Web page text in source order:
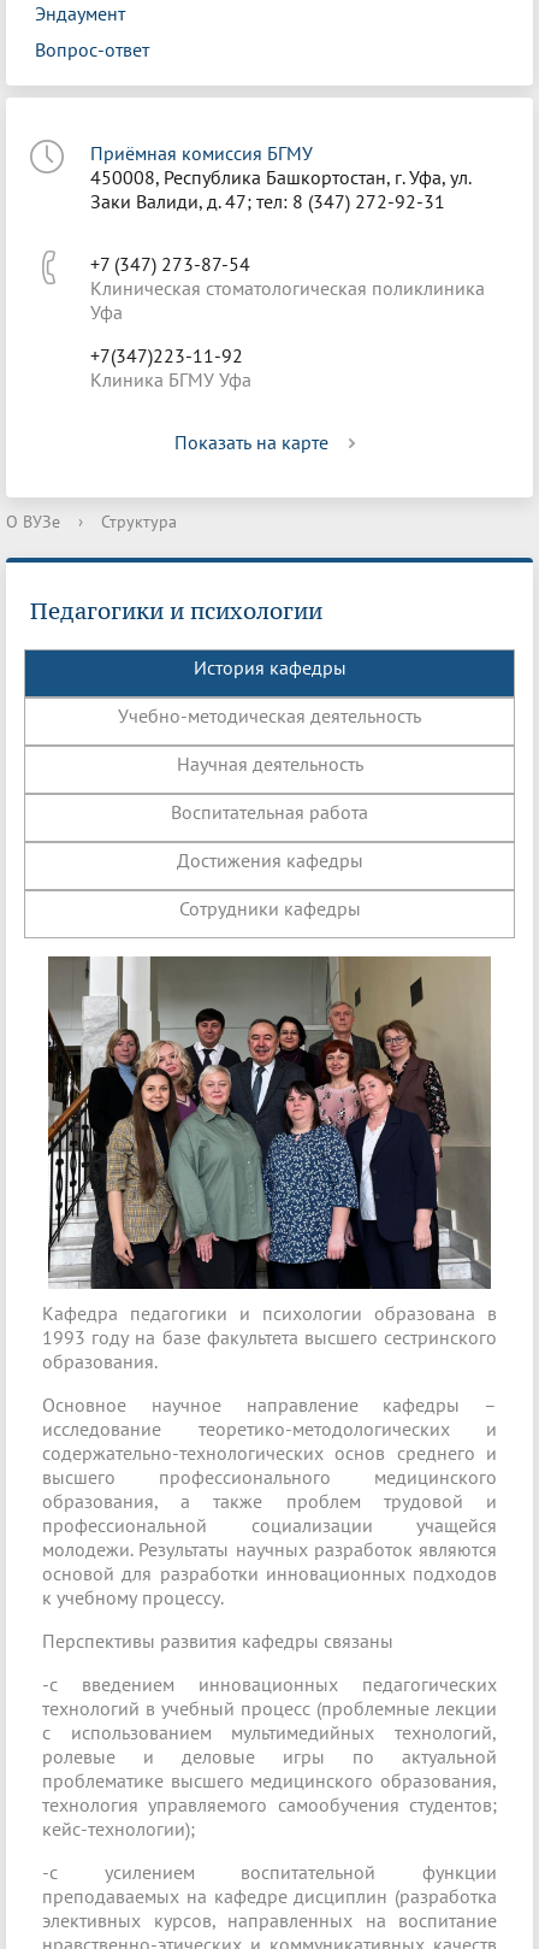
Эндаумент
Вопрос-ответ
Приёмная комиссия БГМУ
450008, Республика Башкортостан, г. Уфа, ул.
Заки Валиди, д. 47; тел: 8 (347) 272-92-31
+7 (347) 273-87-54
Клиническая стоматологическая поликлиника
Уфа
+7(347)223-11-92
Клиника БГМУ Уфа
Показать на карте
О ВУЗе › Структура
Педагогики и психологии
История кафедры
Учебно-методическая деятельность
Научная деятельность
Воспитательная работа
Достижения кафедры
Сотрудники кафедры
Кафедра педагогики и психологии образована в
1993 году на базе факультета высшего сестринского
образования.
Основное научное направление кафедры –
исследование теоретико-методологических и
содержательно-технологических основ среднего и
высшего профессионального медицинского
образования, а также проблем трудовой и
профессиональной социализации учащейся
молодежи. Результаты научных разработок являются
основой для разработки инновационных подходов
к учебному процессу.
Перспективы развития кафедры связаны
-с введением инновационных педагогических
технологий в учебный процесс (проблемные лекции
с использованием мультимедийных технологий,
ролевые и деловые игры по актуальной
проблематике высшего медицинского образования,
технология управляемого самообучения студентов;
кейс-технологии);
-с усилением воспитательной функции
преподаваемых на кафедре дисциплин (разработка
элективных курсов, направленных на воспитание